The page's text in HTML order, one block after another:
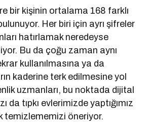
bir kişinin ortalama 168 farklı
Her biri için ayrı şifreler
hatırlamak neredeyse
Bu da çoğu zaman aynı
kullanılmasına ya da
kaderine terk edilmesine yol
uzmanları, bu noktada dijital
da tıpkı evlerimizde yaptığımız
temizlememizi öneriyor.